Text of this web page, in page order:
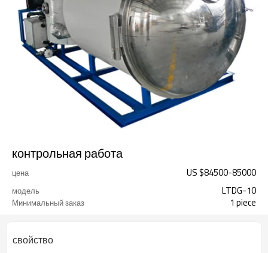
контрольная работа
цена US $84500-85000
модель LTDG-10
Минимальный заказ 1 piece
свойство